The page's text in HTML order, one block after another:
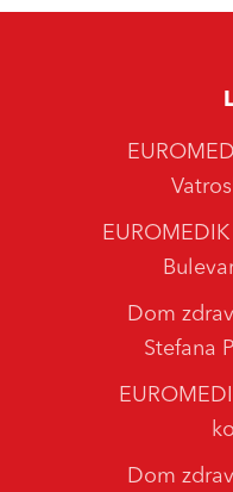
Dom
Stefana
Dom